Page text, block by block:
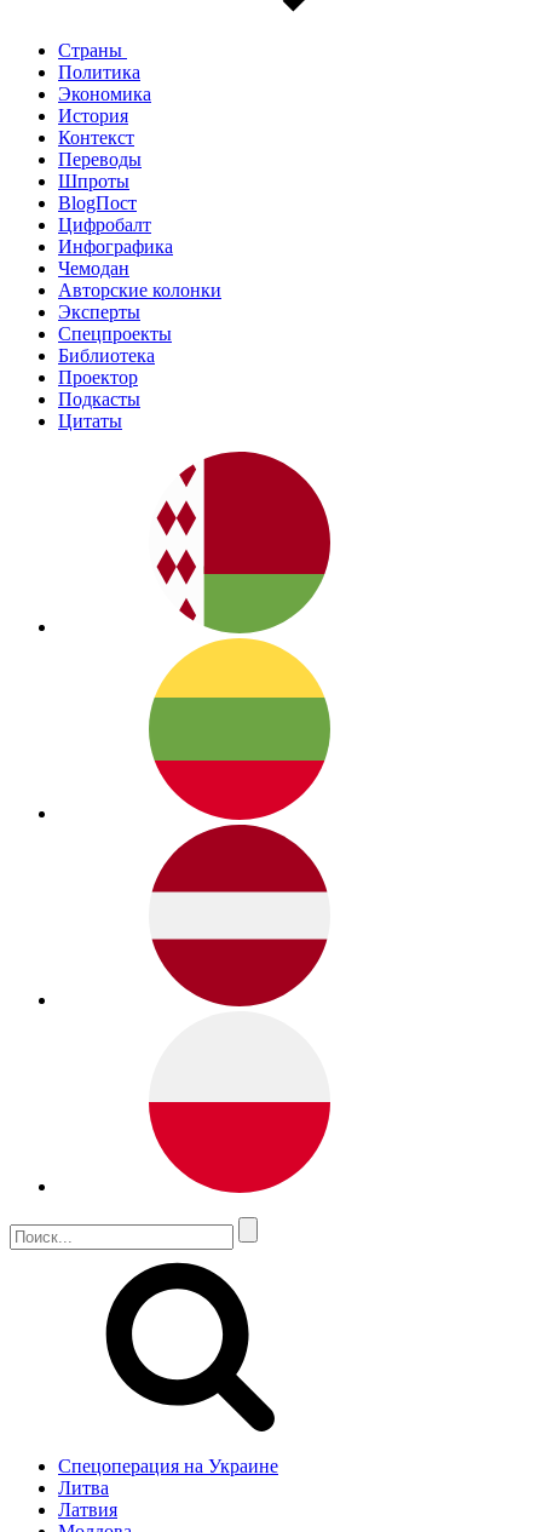
Страны
Политика
Экономика
История
Контекст
Переводы
Шпроты
BlogПост
Цифробалт
Инфографика
Чемодан
Авторские колонки
Эксперты
Спецпроекты
Библиотека
Проектор
Подкасты
Цитаты
Спецоперация на Украине
Литва
Латвия